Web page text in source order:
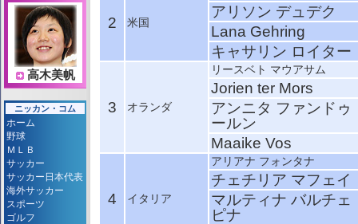
2 米国
アリソン デュデク
Lana Gehring
キャサリン ロイター
3 オランダ
リースベト マウアサム
Jorien ter Mors
アンニタ ファンドゥ
ールン
Maaike Vos
4 イタリア
アリアナ フォンタナ
チェチリア マフェイ
マルティナ バルチェ
ピナ
高木美帆
ニッカン・コム
ホーム
野球
ＭＬＢ
サッカー
サッカー日本代表
海外サッカー
スポーツ
ゴルフ